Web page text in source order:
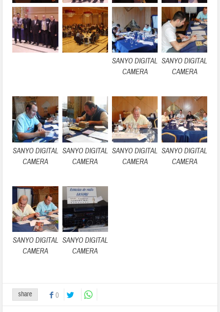
SANYO DIGITAL
CAMERA
SANYO DIGITAL
CAMERA
SANYO DIGITAL
CAMERA
SANYO DIGITAL
CAMERA
SANYO DIGITAL
CAMERA
SANYO DIGITAL
CAMERA
SANYO DIGITAL
CAMERA
SANYO DIGITAL
CAMERA
share 0